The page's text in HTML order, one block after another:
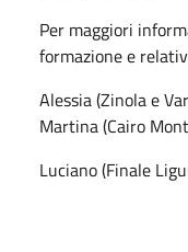
Per maggiori
formazione e
Alessia (Zinola e
Martina (Cairo
Luciano (Finale